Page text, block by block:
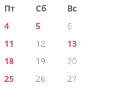
Пт Сб
Вс
4 5
6
11 12
13
18 19
20
25 26
27